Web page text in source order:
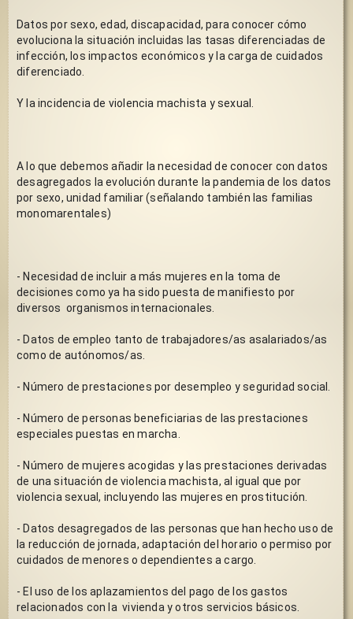
Datos por sexo, edad, discapacidad, para conocer cómo
evoluciona la situación incluidas las tasas diferenciadas de
infección, los impactos económicos y la carga de cuidados
diferenciado.
Y la incidencia de violencia machista y sexual.
A lo que debemos añadir la necesidad de conocer con datos
desagregados la evolución durante la pandemia de los datos
por sexo, unidad familiar (señalando también las familias
monomarentales)
- Necesidad de incluir a más mujeres en la toma de
decisiones como ya ha sido puesta de manifiesto por
diversos  organismos internacionales.
- Datos de empleo tanto de trabajadores/as asalariados/as
como de autónomos/as.
- Número de prestaciones por desempleo y seguridad social.
- Número de personas beneficiarias de las prestaciones
especiales puestas en marcha.
- Número de mujeres acogidas y las prestaciones derivadas
de una situación de violencia machista, al igual que por
violencia sexual, incluyendo las mujeres en prostitución.
- Datos desagregados de las personas que han hecho uso de
la reducción de jornada, adaptación del horario o permiso por
cuidados de menores o dependientes a cargo.
- El uso de los aplazamientos del pago de los gastos
relacionados con la  vivienda y otros servicios básicos.